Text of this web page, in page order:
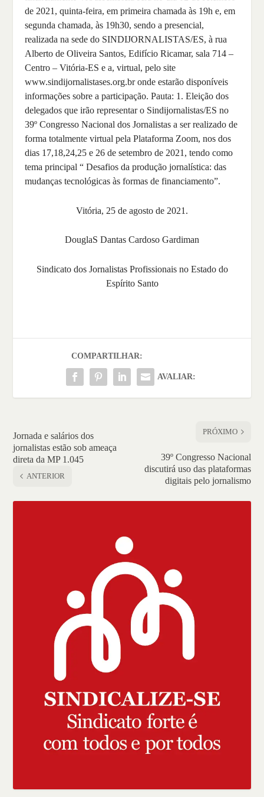
de 2021, quinta-feira, em primeira chamada às 19h e, em
segunda chamada, às 19h30, sendo a presencial,
realizada na sede do SINDIJORNALISTAS/ES, à rua
Alberto de Oliveira Santos, Edifício Ricamar, sala 714 –
Centro – Vitória-ES e a, virtual, pelo site
www.sindijornalistases.org.br onde estarão disponíveis
informações sobre a participação. Pauta: 1. Eleição dos
delegados que irão representar o Sindijornalistas/ES no
39º Congresso Nacional dos Jornalistas a ser realizado de
forma totalmente virtual pela Plataforma Zoom, nos dos
dias 17,18,24,25 e 26 de setembro de 2021, tendo como
tema principal “ Desafios da produção jornalística: das
mudanças tecnológicas às formas de financiamento”.
Vitória, 25 de agosto de 2021.
DouglaS Dantas Cardoso Gardiman
Sindicato dos Jornalistas Profissionais no Estado do
Espírito Santo
COMPARTILHAR:
AVALIAR:
Jornada e salários dos
jornalistas estão sob ameaça
direta da MP 1.045
ANTERIOR
PRÓXIMO
39º Congresso Nacional
discutirá uso das plataformas
digitais pelo jornalismo